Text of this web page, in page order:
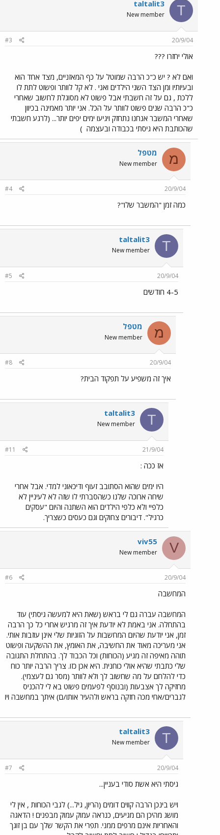
T
taltalit3
New member
20/9/04
#3
אולי יחזרו ???
ואם לא ? יש כ"כ הרבה שמוטל על כף המאזניים, מצד אחד הוא
ובעיותיו ומן הצד השני הילדים ואני . לא קל לוותר ופשוט לתת לו
ללכת , גם על זה חשבתי אבל פשוט לא מסוגלת לחשוב שאחרי
כ"כ הרבה שנים פשוט לוותר על הכל. אני יותר מאמינה בכיוון
שאחרי המשבר אנחנו נתחזק ויגיעו ימים יפים יותר... (לרגע חשבתי
שהכותבת היא גיסתי בכבודה ובעצמה )
מ מטפל
New member
20/9/04
#4
כמה זמן "המשבר שלו"?
T
taltalit3
New member
20/9/04
#5
4-5 חודשים
מ מטפל
New member
20/9/04
#8
איך זה משפיע על תפקוד הבית?
T
taltalit3
New member
21/9/04
#11
אז ככה :
היו ימים שהוא הסתובב זעוף ודיכאוני למדי. אבל אחרי
שיחה ארוכה שלנו כשהסברתי לו שזה לא לעיניין לא
כלפיי ולא כלפי הילדים הוא השתנה והיום "עסקים
כרגיל". דיבורים צחוקים וגם כעסים כשצריך.
V
viv55
New member
20/9/04
#6
המחשבה
המחשבה עברה גם לי בראש (שאת היא למעשה גיסתי) עוד
בהתחלה. אני באמת לא יודעת איך זה מרגיש אחרי כל כך הרבה
זמן, אני יודעת שהיום המחשבות על הזוגיות שלי אינן עוזבות אותי.
אני מעריכה מאוד את החשיבה, את האומץ, את ההשקעה ופשוט
תוהה מאיפה זה מגיע (הכוחות) וכל הכבוד לך. בהתחלת התגובה
שלי כתבתי שהיא אולי כוחנית. היא אכן כזו. צריך הרבה יותר כוח
כדי להלחם על מה שחשוב לך ולא לוותר (מסר גם לעצמי).
מחזיקה לך אצבעות (ובנוסף לפעמים פשוט בא לי להכניס
לגברים/אחי מכה חזקה בראש ולהעיר אותו/ם) איתך במחשבה ויו
T
taltalit3
New member
20/9/04
#7
גיסתי היא אשת סודי בעניין...
ויש בינכן הרבה קווים דומים (הריון, גיל...) לגבי הכוחות , אין לי
מושג מהיכן הם מגיעים, כנראה עמוק עמוק מבפנים ! הדאגה
והאחריות אינם מרפים ממני. תפרי את הקשר שלך עם בן זוגך